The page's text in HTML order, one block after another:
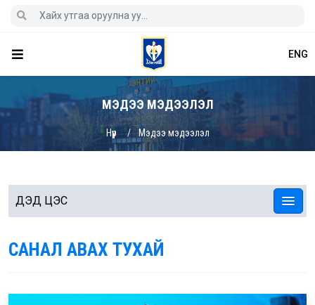
ENG
МЭДЭЭ МЭДЭЭЛЭЛ
Нүүр Мэдээ мэдээлэл
ДЭД ЦЭС
САНАЛ АВАХ ТУХАЙ